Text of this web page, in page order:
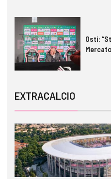
Osti:
EXTRACALCIO